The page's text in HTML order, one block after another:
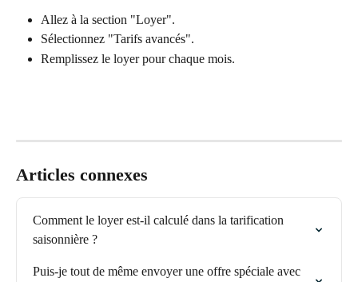
Allez à la section "Loyer".
Sélectionnez "Tarifs avancés".
Remplissez le loyer pour chaque mois.
Articles connexes
Comment le loyer est-il calculé dans la tarification
saisonnière ?
Puis-je tout de même envoyer une offre spéciale avec